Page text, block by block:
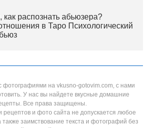
распознать абьюзера?
в Таро Психологический
фотографиями на vkusno-gotovim.com, с нами
У нас вы найдете вкусные домашние
Все права защищены.
рецептов и фото сайта не допускается любое
также заимствование текста и фотографий без